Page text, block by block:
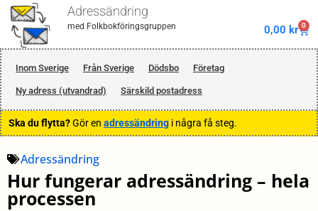
Adressändring
med Folkbokföringsgruppen 0,00 kr 0
Inom Sverige Från Sverige Dödsbo Företag
Ny adress (utvandrad) Särskild postadress
Ska du flytta?Gör en adressändring i några få steg.
Adressändring
Hur fungerar adressändring – hela
processen